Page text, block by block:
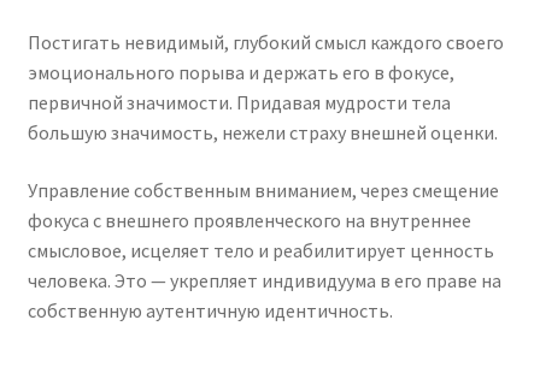
Постигать невидимый, глубокий смысл каждого своего
эмоционального порыва и держать его в фокусе,
первичной значимости. Придавая мудрости тела
большую значимость, нежели страху внешней оценки.
Управление собственным вниманием, через смещение
фокуса с внешнего проявленческого на внутреннее
смысловое, исцеляет тело и реабилитирует ценность
человека. Это — укрепляет индивидуума в его праве на
собственную аутентичную идентичность.